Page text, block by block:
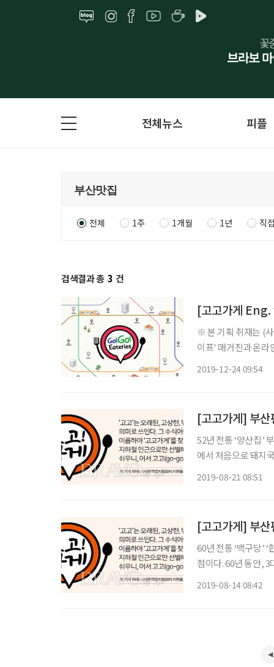
전체뉴스 피플
전체 1주 1개월 1년 직
검색결과 총 3 건
[고고가게
※ 본 기획 취재는 (
이프' 매거진과 온라
2019-12-24 09:54
[고고가게] 부
52년 전통 ‘양산집’ 부산 하면 빼놓을 수 없는 ‘돼지국밥’. 그중에서도 양산집은 깡통시장 거리
에서 처음으로 돼지
2019-08-21 08:51
[고고가게] 부
60년 전통 ‘백구당’ ‘흰 갈매기’를 뜻하는 백구당(白鷗堂)은 부산에서 가장 오래된 양식 제과
점이다. 60년 동안, 3
2019-08-14 08:42